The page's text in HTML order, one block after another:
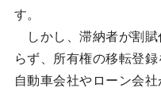
す。
しかし、滞納者が割賦
らず、所有権の移転登
自動車会社やローン会